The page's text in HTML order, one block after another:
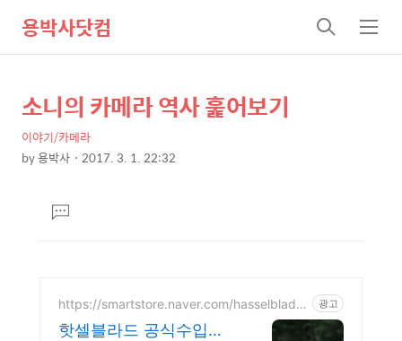
용박사닷컴
검
색
메
뉴
상
세
컨
본
제
목
소니의 카메라 역사 훑어보기
이야기/카메라
by용박사 2017. 3. 1. 22:32
댓
글
https://smartstore.naver.com/hasselblad_o
광고
핫셀블라드 공식수입원